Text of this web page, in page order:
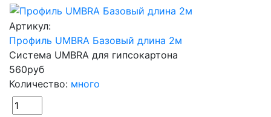
Артикул:
Профиль UMBRA Базовый длина 2м
Система UMBRA для гипсокартона
560руб
Количество: много